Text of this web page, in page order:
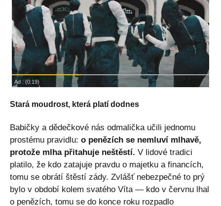
Stará moudrost, která platí dodnes
Babičky a dědečkové nás odmalička učili jednomu
prostému pravidlu: o penězích se nemluví mlhavě,
protože mlha přitahuje neštěstí. V lidové tradici
platilo, že kdo zatajuje pravdu o majetku a financích,
tomu se obrátí štěstí zády. Zvlášť nebezpečné to prý
bylo v období kolem svatého Víta — kdo v červnu lhal
o penězích, tomu se do konce roku rozpadlo